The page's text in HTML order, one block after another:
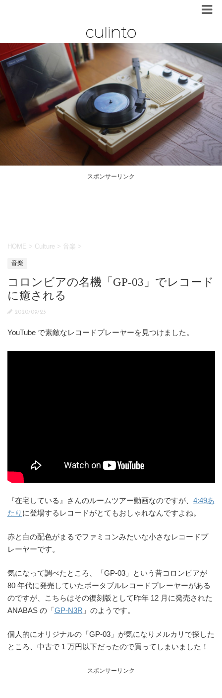
スポンサーリンク
HOME > Culture > 音楽 >
音楽
コロンビアの名機「GP-03」でレコード
に癒される
2020/09/23
YouTube で素敵なレコードプレーヤーを見つけました。
『在宅している』さんのルームツアー動画なのですが、 4:49あ
たり に登場するレコードがとてもおしゃれなんですよね。
赤と白の配色がまるでファミコンみたいな小さなレコードプ
レーヤーです。
気になって調べたところ、「GP-03」という昔コロンビアが
80 年代に発売していたポータブルレコードプレーヤーがある
のですが、こちらはその復刻版として昨年 12 月に発売された
ANABAS の「 GP-N3R 」のようです。
個人的にオリジナルの「GP-03」が気になりメルカリで探した
ところ、中古で 1 万円以下だったので買ってしまいました！
スポンサーリンク